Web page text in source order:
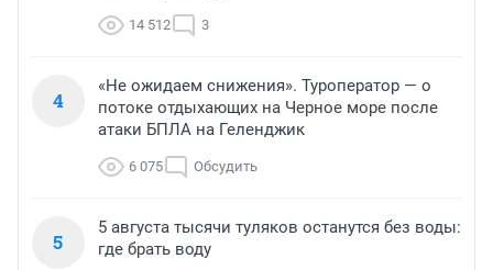
14 512 3
4
«Не ожидаем снижения». Туроператор — о
потоке отдыхающих на Черное море после
атаки БПЛА на Геленджик
6 075 Обсудить
5
5 августа тысячи туляков останутся без воды:
где брать воду